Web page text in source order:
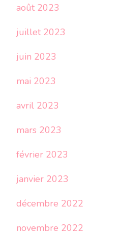
août 2023
juillet 2023
juin 2023
mai 2023
avril 2023
mars 2023
février 2023
janvier 2023
décembre 2022
novembre 2022